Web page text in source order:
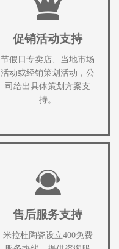
促销活动支持
节假日专卖店、当地市场
活动或经销策划活动，公
司给出具体策划方案支
持。
售后服务支持
米拉杜陶瓷设立400免费